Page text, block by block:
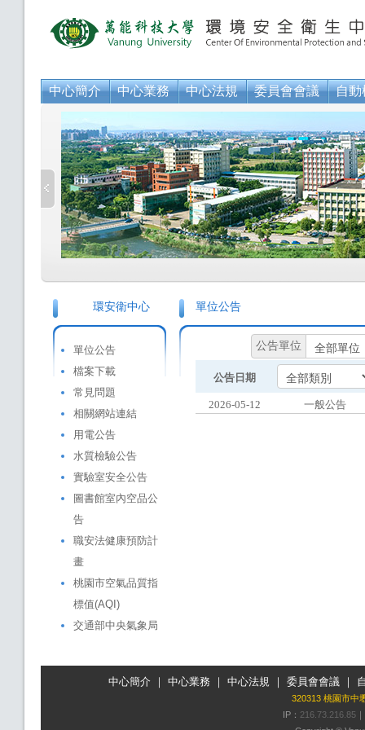
中心簡介 中心業務 中心法規 委員會會議 自動
環安衛中心
單位公告
檔案下載
常見問題
相關網站連結
用電公告
水質檢驗公告
實驗室安全公告
圖書館室內空品公
告
職安法健康預防計
畫
桃園市空氣品質指
標值(AQI)
交通部中央氣象局
單位公告
公告單位
公告日期
2026-05-12 一般公告
中心簡介 ｜ 中心業務 ｜ 中心法規 ｜ 委員會會議 ｜
320313 桃園市中
IP： 216.73.216.85